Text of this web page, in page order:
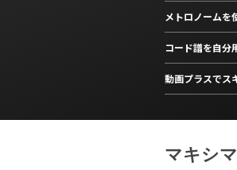
メトロノームを
コード譜を自分
動画プラスでス
マキシ